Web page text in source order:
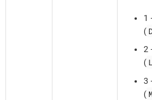
1
(
2
(
3
(